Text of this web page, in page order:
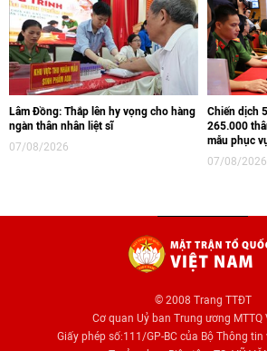
Lâm Đồng: Thắp lên hy vọng cho hàng
ngàn thân nhân liệt sĩ
07/08/2026
Chiến dịch
265.000
mẫu phục
07/08/2026
© 2008 Trang TTĐT
Cơ quan Uỷ ban Trung ương MTTQ
Giấy phép số:111/GP-BC của Bộ Thông tin